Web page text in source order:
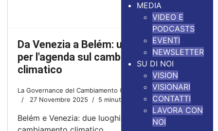
MEDIA
VIDEO E
PODCASTS
EVENTI
NEWSLETTER
SU DI NOI
VISION
VISIONARI
CONTATTI
LAVORA CON
NOI
Da Venezia a Belém: un nuovo metodo
per l'agenda sul cambiamento
climatico
La Governance del Cambiamento Climatico
27 Novembre 2025
5 minuti di lettura
Belém e Venezia: due luoghi simbolo della lotta al